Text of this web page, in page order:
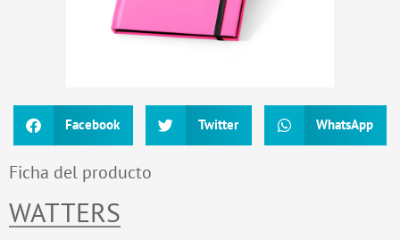
Facebook Twitter WhatsApp
Ficha del producto
WATTERS